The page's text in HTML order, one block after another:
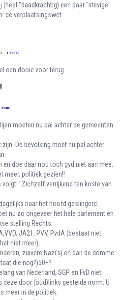
"daadkrachtig) een paar "stevige"
de verplaatsingswet.
+ 59070
een dooie voor terug.
32401
moeten nu pal achter de gemeenten
De bevolking moet nu pal achter
en doe daar nou toch gvd niet aan mee.
meer, politiek gezien!!
"Zichzelf verrijkend ten koste van
naar het hoofd geslingerd.
nu zo ongeveer het hele parlement en
stelling Rechts.
JA21, PVV, PvdA (bestaat niet
niet meer),
zuivere Nazi's) en dan de domme
die nog?)50+?
van Nederland, SGP en FvD niet
door (oud)links gestelde norm. U
meer in de politiek.